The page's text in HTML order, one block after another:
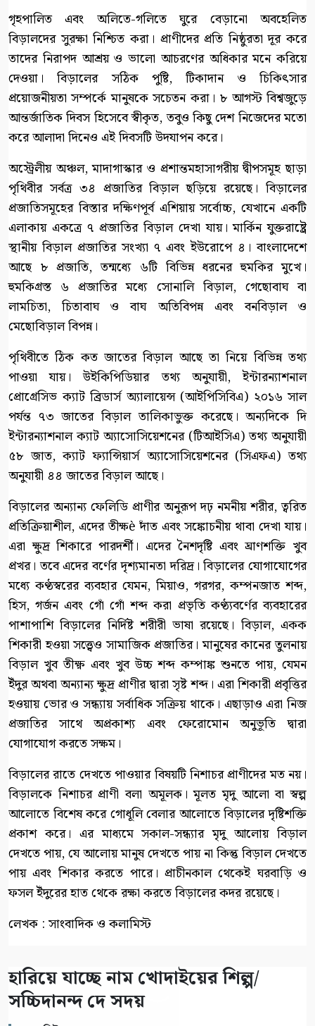
গৃহপালিত এবং অলিতে-গলিতে ঘুরে বেড়ানো অবহেলিত
বিড়ালদের সুরক্ষা নিশ্চিত করা। প্রাণীদের প্রতি নিষ্ঠুরতা দূর করে
তাদের নিরাপদ আশ্রয় ও ভালো আচরণের অধিকার মনে করিয়ে
দেওয়া। বিড়ালের সঠিক পুষ্টি, টিকাদান ও চিকিৎসার
প্রয়োজনীয়তা সম্পর্কে মানুষকে সচেতন করা। ৮ আগস্ট বিশ্বজুড়ে
আন্তর্জাতিক দিবস হিসেবে স্বীকৃত, তবুও কিছু দেশ নিজেদের মতো
করে আলাদা দিনেও এই দিবসটি উদযাপন করে।
অস্ট্রেলীয় অঞ্চল, মাদাগাস্কার ও প্রশান্তমহাসাগরীয় দ্বীপসমূহ ছাড়া
পৃথিবীর সর্বত্র ৩৪ প্রজাতির বিড়াল ছড়িয়ে রয়েছে। বিড়ালের
প্রজাতিসমূহের বিস্তার দক্ষিণপূর্ব এশিয়ায় সর্বোচ্চ, যেখানে একটি
এলাকায় একত্রে ৭ প্রজাতির বিড়াল দেখা যায়। মার্কিন যুক্তরাষ্ট্রে
স্থানীয় বিড়াল প্রজাতির সংখ্যা ৭ এবং ইউরোপে ৪। বাংলাদেশে
আছে ৮ প্রজাতি, তন্মধ্যে ৬টি বিভিন্ন ধরনের হুমকির মুখে।
হুমকিগ্রস্ত ৬ প্রজাতির মধ্যে সোনালি বিড়াল, গেছোবাঘ বা
লামচিতা, চিতাবাঘ ও বাঘ অতিবিপন্ন এবং বনবিড়াল ও
মেছোবিড়াল বিপন্ন।
পৃথিবীতে ঠিক কত জাতের বিড়াল আছে তা নিয়ে বিভিন্ন তথ্য
পাওয়া যায়। উইকিপিডিয়ার তথ্য অনুযায়ী, ইন্টারন্যাশনাল
প্রোগ্রেসিভ ক্যাট ব্রিডার্স অ্যালায়েন্স (আইপিসিবিএ) ২০১৬ সাল
পর্যন্ত ৭৩ জাতের বিড়াল তালিকাভুক্ত করেছে। অন্যদিকে দি
ইন্টারন্যাশনাল ক্যাট অ্যাসোসিয়েশনের (টিআইসিএ) তথ্য অনুযায়ী
৫৮ জাত, ক্যাট ফ্যান্সিয়ার্স অ্যাসোসিয়েশনের (সিএফএ) তথ্য
অনুযায়ী ৪৪ জাতের বিড়াল আছে।
বিড়ালের অন্যান্য ফেলিডি প্রাণীর অনুরূপ দঢ় নমনীয় শরীর, ত্বরিত
প্রতিক্রিয়াশীল, এদের তীক্ষè দাঁত এবং সঙ্কোচনীয় থাবা দেখা যায়।
এরা ক্ষুদ্র শিকারে পারদর্শী। এদের নৈশদৃষ্টি এবং ঘ্রাণশক্তি খুব
প্রখর। তবে এদের বর্ণের দৃশ্যমানতা দরিদ্র। বিড়ালের যোগাযোগের
মধ্যে কণ্ঠস্বরের ব্যবহার যেমন, মিয়াও, গরগর, কম্পনজাত শব্দ,
হিস, গর্জন এবং গোঁ গোঁ শব্দ করা প্রভৃতি কণ্ঠ্যবর্ণের ব্যবহারের
পাশাপাশি বিড়ালের নির্দিষ্ট শরীরী ভাষা রয়েছে। বিড়াল, একক
শিকারী হওয়া সত্ত্বেও সামাজিক প্রজাতির। মানুষের কানের তুলনায়
বিড়াল খুব তীক্ষ্ণ এবং খুব উচ্চ শব্দ কম্পাঙ্ক শুনতে পায়, যেমন
ইঁদুর অথবা অন্যান্য ক্ষুদ্র প্রাণীর দ্বারা সৃষ্ট শব্দ। এরা শিকারী প্রবৃত্তির
হওয়ায় ভোর ও সন্ধ্যায় সর্বাধিক সক্রিয় থাকে। এছাড়াও এরা নিজ
প্রজাতির সাথে অপ্রকাশ্য এবং ফেরোমোন অনুভূতি দ্বারা
যোগাযোগ করতে সক্ষম।
বিড়ালের রাতে দেখতে পাওয়ার বিষয়টি নিশাচর প্রাণীদের মত নয়।
বিড়ালকে নিশাচর প্রাণী বলা অমূলক। মূলত মৃদু আলো বা স্বল্প
আলোতে বিশেষ করে গোধূলি বেলার আলোতে বিড়ালের দৃষ্টিশক্তি
প্রকাশ করে। এর মাধ্যমে সকাল-সন্ধ্যার মৃদু আলোয় বিড়াল
দেখতে পায়, যে আলোয় মানুষ দেখতে পায় না কিন্তু বিড়াল দেখতে
পায় এবং শিকার করতে পারে। প্রাচীনকাল থেকেই ঘরবাড়ি ও
ফসল ইঁদুরের হাত থেকে রক্ষা করতে বিড়ালের কদর রয়েছে।
লেখক : সাংবাদিক ও কলামিস্ট
হারিয়ে যাচ্ছে নাম খোদাইয়ের শিল্প/
সচ্চিদানন্দ দে সদয়